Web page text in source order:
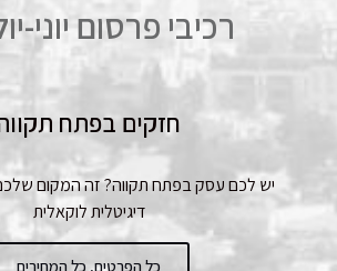
רכיבי פרסום יוני-יולי
חזקים בפתח
יש לכם עסק בפתח תקווה? זה המקום
דיגיטלית לוקאלית
כל הפרטים, כל המחירים